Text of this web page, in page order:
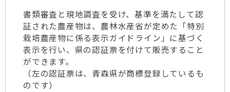
書類審査と現地調査を受け、基準を満たして認
証された農産物は、農林水産省が定めた「特別
栽培農産物に係る表示ガイドライン」に基づく
表示を行い、県の認証票を付けて販売すること
ができます。
（左の認証票は、青森県が商標登録しているも
のです）